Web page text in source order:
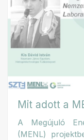
Mit adott a
A Megújuló
(MENL)